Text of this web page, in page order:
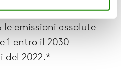
le emissioni assolute
1 entro il 2030
del 2022.*